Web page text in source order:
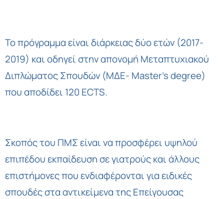
Το πρόγραμμα είναι διάρκειας δύο ετών (2017-
2019) και οδηγεί στην απονομή Μεταπτυχιακού
Διπλώματος Σπουδών (ΜΔΕ- Μaster’s degree)
που αποδίδει 120 ECTS.
Σκοπός του ΠΜΣ είναι να προσφέρει υψηλού
επιπέδου εκπαίδευση σε γιατρούς και άλλους
επιστήμονες που ενδιαφέρονται για ειδικές
σπουδές στα αντικείμενα της Επείγουσας